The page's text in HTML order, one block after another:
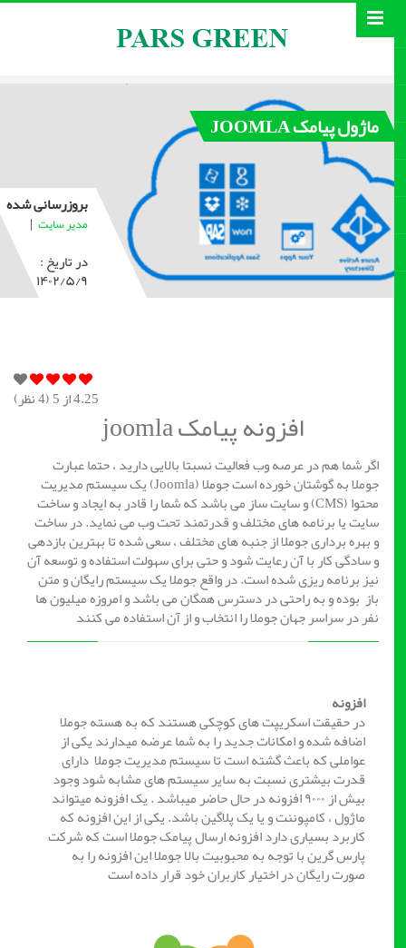
ماژول پیامک JOOMLA
بروزرسانی شده
مدیر سایت |
در تاریخ :
۱۴۰۲/۵/۹
4.25از 5 ( 4نظر)
افزونه پیامک joomla
اگر شما هم در عرصه وب فعالیت نسبتا بالایی دارید ، حتما عبارت
جوملا به گوشتان خورده است جوملا (Joomla) یک سیستم مدیریت
محتوا (CMS) و سایت ساز می باشد که شما را قادر به ایجاد و ساخت
سایت یا برنامه های مختلف و قدرتمند تحت وب می نماید. در ساخت
و بهره برداری جوملا از جنبه های مختلف ، سعی شده تا بهترین بازدهی
و سادگی کار با آن رعایت شود و حتی برای سهولت استفاده و توسعه آن
نیز برنامه ریزی شده است. در واقع جوملا یک سیستم رایگان و متن
باز بوده و به راحتی در دسترس همگان می باشد و امروزه میلیون ها
نفر در سراسر جهان جوملا را انتخاب و از آن استفاده می کنند
افزونه
در حقیقت اسکریپت های کوچکی هستند که به هسته جوملا
اضافه شده و امکانات جدید را به شما عرضه میدارند یکی از
عواملی که باعث گشته است تا سیستم مدیریت جوملا دارای
قدرت بیشتری نسبت به سایر سیستم های مشابه شود وجود
بیش از ۹۰۰۰ افزونه در حال حاضر میباشد . یک افزونه میتواند
ماژول ، کامپوننت و یا یک پلاگین باشد. یکی از این افزونه که
کاربرد بسیاری دارد افزونه ارسال پیامک جوملا است که شرکت
پارس گرین با توجه به محبوبیت بالا جوملا این افزونه را به
صورت رایگان در اختیار کاربران خود قرار داده است